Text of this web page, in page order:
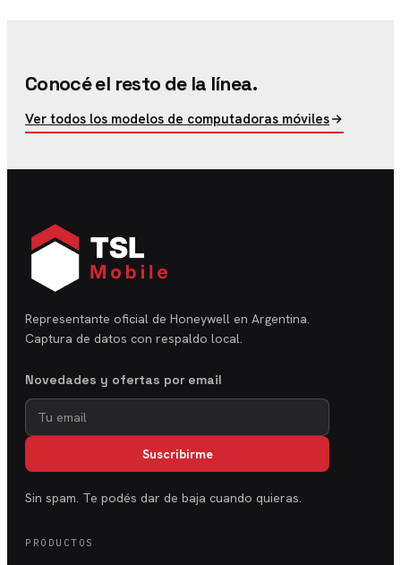
Conocé el resto de la línea.
Ver todos los modelos de computadoras móviles
Representante oficial de Honeywell en Argentina.
Captura de datos con respaldo local.
Novedades y ofertas por email
Suscribirme
Sin spam. Te podés dar de baja cuando quieras.
PRODUCTOS